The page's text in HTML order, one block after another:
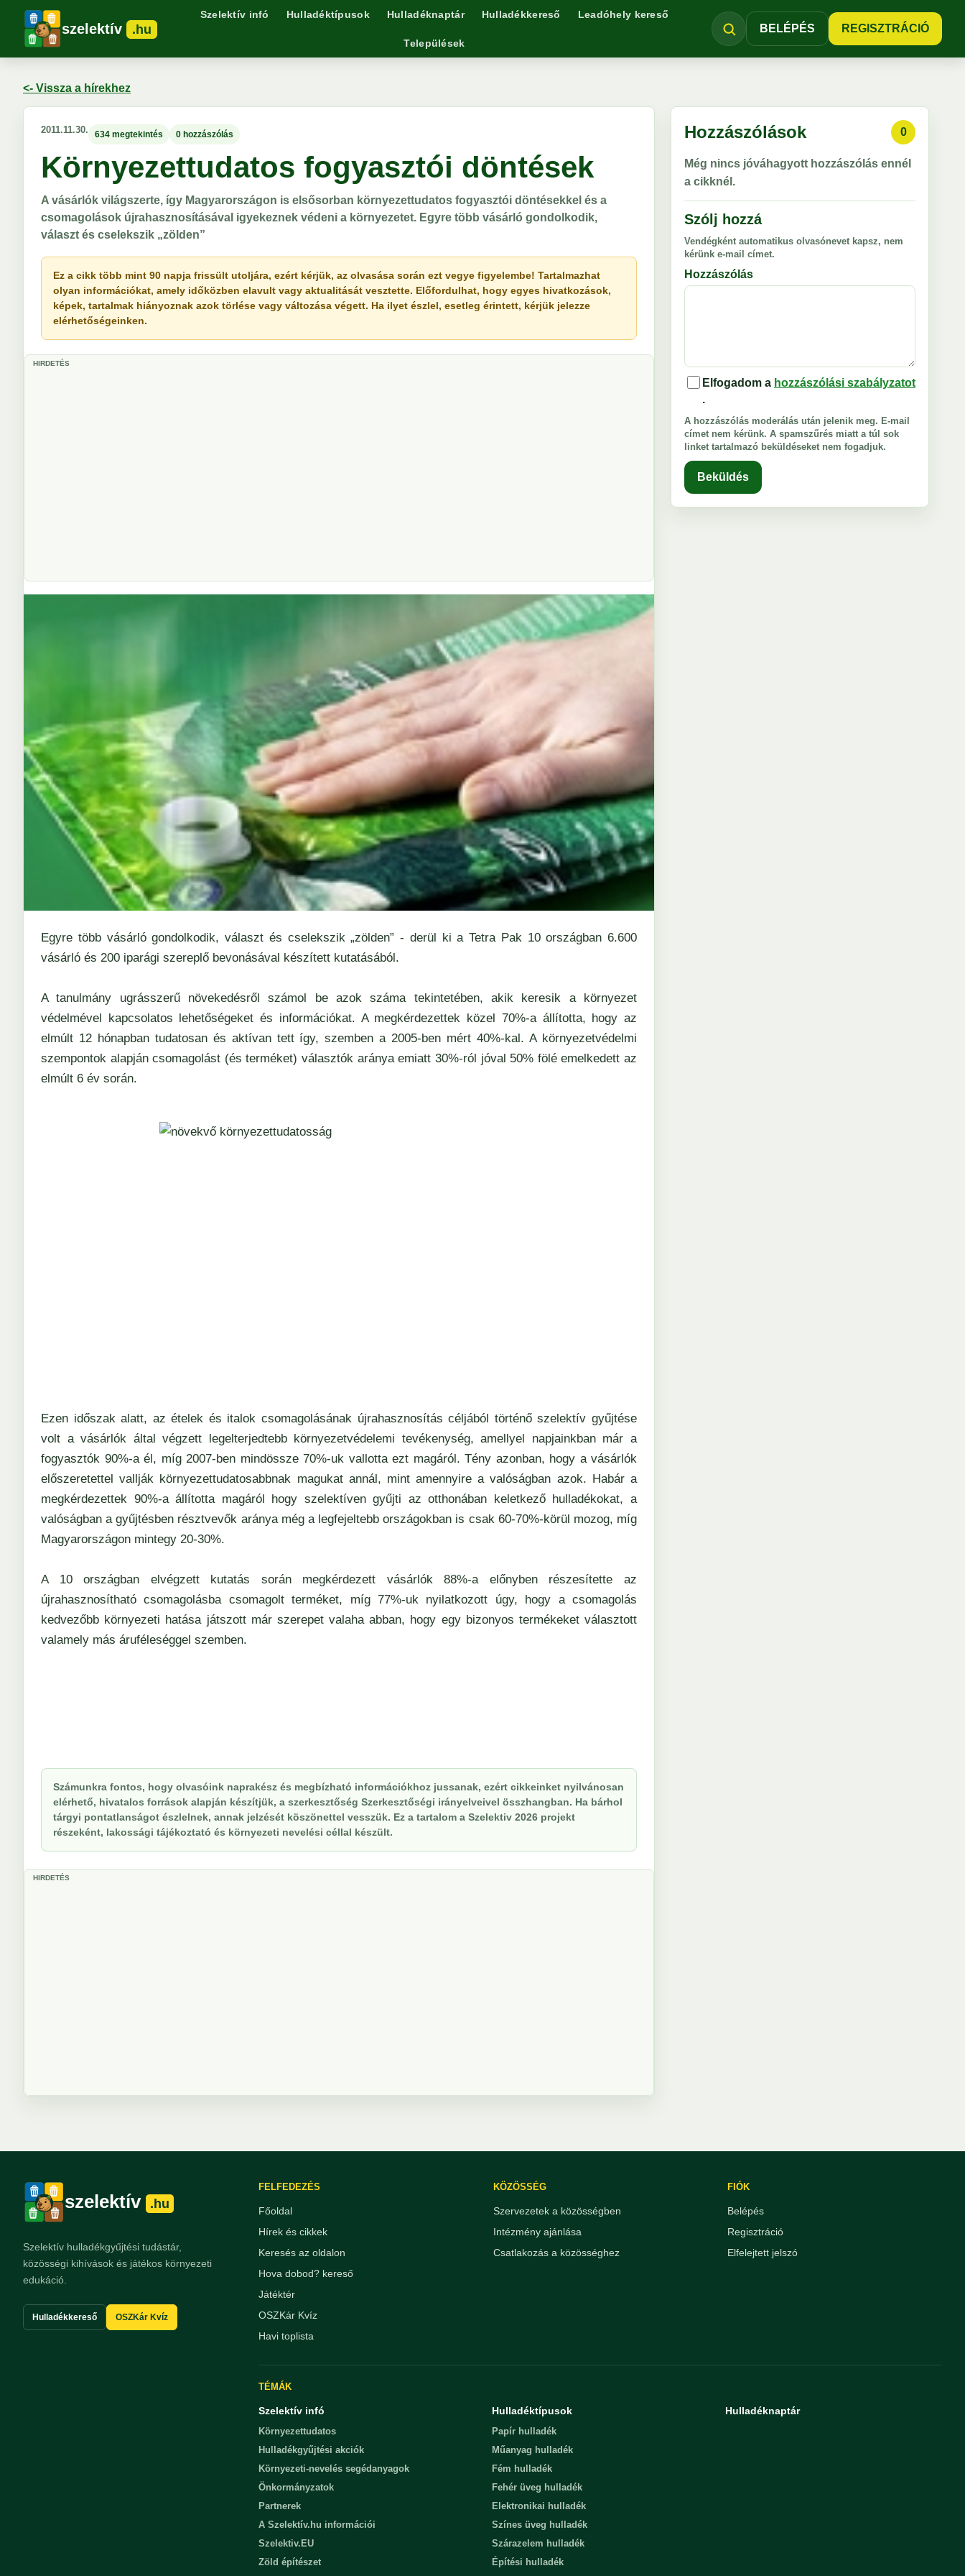
szelektív .hu
Szelektív infó Hulladéktípusok Hulladéknaptár Hulladékkereső Leadóhely kereső
Települések
BELÉPÉS REGISZTRÁCIÓ
<- Vissza a hírekhez
2011.11.30. 634 megtekintés 0 hozzászólás
Környezettudatos fogyasztói döntések
A vásárlók világszerte, így Magyarországon is elsősorban környezettudatos fogyasztói döntésekkel és a
csomagolások újrahasznosításával igyekeznek védeni a környezetet. Egyre több vásárló gondolkodik,
választ és cselekszik „zölden”
Ez a cikk több mint 90 napja frissült utoljára, ezért kérjük, az olvasása során ezt vegye figyelembe! Tartalmazhat
olyan információkat, amely időközben elavult vagy aktualitását vesztette. Előfordulhat, hogy egyes hivatkozások,
képek, tartalmak hiányoznak azok törlése vagy változása végett. Ha ilyet észlel, esetleg érintett, kérjük jelezze
elérhetőségeinken.
HIRDETÉS
Egyre több vásárló gondolkodik, választ és cselekszik „zölden” - derül ki a Tetra Pak 10 országban 6.600
vásárló és 200 iparági szereplő bevonásával készített kutatásából.
A tanulmány ugrásszerű növekedésről számol be azok száma tekintetében, akik keresik a környezet
védelmével kapcsolatos lehetőségeket és információkat. A megkérdezettek közel 70%-a állította, hogy az
elmúlt 12 hónapban tudatosan és aktívan tett így, szemben a 2005-ben mért 40%-kal. A környezetvédelmi
szempontok alapjáncsomagolást (és terméket) választók aránya emiatt 30%-ról jóval 50% fölé emelkedett az
elmúlt 6 év során.
Ezen időszak alatt, az ételek és italok csomagolásának újrahasznosítás céljából történő szelektív gyűjtése
volt a vásárlók által végzett legelterjedtebb környezetvédelemi tevékenység, amellyel napjainkban már a
fogyasztók 90%-a él, míg 2007-ben mindössze 70%-uk vallotta ezt magáról. Tény azonban, hogy a vásárlók
előszeretettel vallják környezettudatosabbnak magukat annál, mint amennyire a valóságban azok. Habár a
megkérdezettek 90%-a állította magáról hogy szelektíven gyűjti az otthonában keletkező hulladékokat, a
valóságban a gyűjtésben résztvevők aránya még a legfejeltebb országokban is csak 60-70%-körül mozog, míg
Magyarországon mintegy 20-30%.
A 10 országban elvégzett kutatás során megkérdezett vásárlók 88%-a előnyben részesítette az
újrahasznosítható csomagolásba csomagolt terméket, míg 77%-uk nyilatkozott úgy, hogy a csomagolás
kedvezőbb környezeti hatása játszott már szerepet valaha abban, hogy egy bizonyos termékeket választott
valamely más áruféleséggel szemben.
Számunkra fontos, hogy olvasóink naprakész és megbízható információkhoz jussanak, ezért cikkeinket nyilvánosan
elérhető, hivatalos források alapján készítjük, a szerkesztőség Szerkesztőségi irányelveivel összhangban. Ha bárhol
tárgyi pontatlanságot észlelnek, annak jelzését köszönettel vesszük. Ez a tartalom a Szelektiv 2026 projekt
részeként, lakossági tájékoztató és környezeti nevelési céllal készült.
HIRDETÉS
Hozzászólások 0
Még nincs jóváhagyott hozzászólás ennél
a cikknél.
Szólj hozzá
Vendégként automatikus olvasónevet kapsz, nem
kérünk e-mail címet.
Hozzászólás
Elfogadom a hozzászólási szabályzatot
.
A hozzászólás moderálás után jelenik meg. E-mail
címet nem kérünk. A spamszűrés miatt a túl sok
linket tartalmazó beküldéseket nem fogadjuk.
Beküldés
szelektív .hu
Szelektív hulladékgyűjtési tudástár,
közösségi kihívások és játékos környezeti
edukáció.
Hulladékkereső OSZKár Kvíz
FELFEDEZÉS
Főoldal
Hírek és cikkek
Keresés az oldalon
Hova dobod? kereső
Játéktér
OSZKár Kvíz
Havi toplista
KÖZÖSSÉG
Szervezetek a közösségben
Intézmény ajánlása
Csatlakozás a közösséghez
FIÓK
Belépés
Regisztráció
Elfelejtett jelszó
TÉMÁK
Szelektív infó
Környezettudatos
Hulladékgyűjtési akciók
Környezeti-nevelés segédanyagok
Önkormányzatok
Partnerek
A Szelektív.hu információi
Szelektiv.EU
Zöld építészet
Hulladéktípusok
Papír hulladék
Műanyag hulladék
Fém hulladék
Fehér üveg hulladék
Elektronikai hulladék
Színes üveg hulladék
Szárazelem hulladék
Építési hulladék
Hulladéknaptár